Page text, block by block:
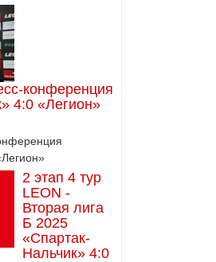
конференция
4:0 «Легион»
2 этап 4 тур
LEON -
Вторая лига
Б 2025
«Спартак-
Нальчик» 4:0